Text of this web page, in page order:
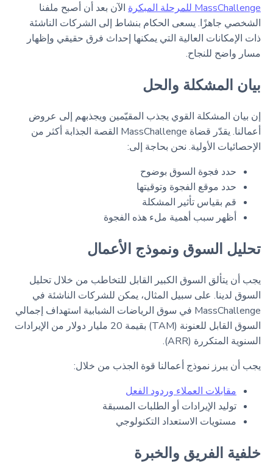
MassChallenge للمرحلة المبكرة
الآن بعد أن أصبح ملفنا
الشخصي جاهزًا. يسعى الحكام بنشاط إلى الشركات الناشئة
ذات الإمكانات العالية التي يمكنها إحداث فرق حقيقي وإظهار
مسار واضح للنجاح.
بيان المشكلة والحل
إن بيان المشكلة القوي يجذب المقيّمين ويجذبهم إلى عروض
أعمالنا. يقدّر قضاة MassChallenge القصة الجذابة أكثر من
الإحصائيات الأولية. نحن بحاجة إلى:
حدد فجوة السوق بوضوح
حدد موقع الفجوة وتوقيتها
قم بقياس تأثير المشكلة
أظهر سبب أهمية ملء هذه الفجوة
تحليل السوق ونموذج الأعمال
يجب أن يتألق السوق الكبير القابل للتخاطب من خلال تحليل
السوق لدينا. على سبيل المثال، يمكن للشركات الناشئة في
MassChallenge في سوق الرياضات الشبابية استهداف إجمالي
السوق القابل للعنونة (TAM) بقيمة 20 مليار دولار من الإيرادات
السنوية المتكررة (ARR).
يجب أن يبرز نموذج أعمالنا قوة الجذب من خلال:
مقابلات العملاء وردود الفعل
توليد الإيرادات أو الطلبات المسبقة
مستويات الاستعداد التكنولوجي
خلفية الفريق والخبرة